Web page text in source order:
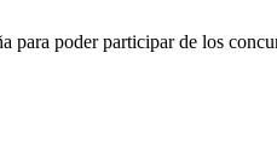
para poder participar de los